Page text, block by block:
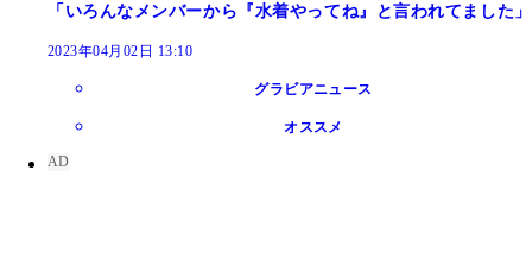
「いろんなメンバーから『水着やってね』と言われてました」
2023年04月02日 13:10
グラビアニュース
オススメ